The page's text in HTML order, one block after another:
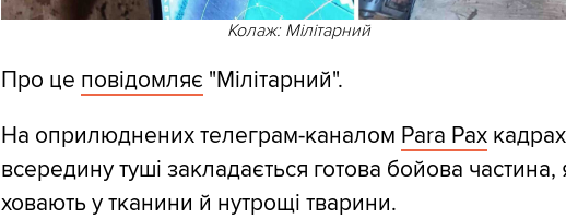
Колаж: Мілітарний
Про це повідомляє "Мілітарний".
На оприлюднених телеграм-каналом Para Pax
всередину туші закладається готова бойова
ховають у тканини й нутрощі тварини.